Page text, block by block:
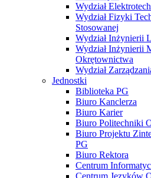
Wydział
Wydział Fizyki
Stosowanej
Wydział Inżynierii
Wydział Inżynierii
Okrętownictwa
Wydział
Jednostki
Biblioteka PG
Biuro Kanclerza
Biuro Karier
Biuro Politechniki
Biuro Projektu
PG
Biuro Rektora
Centrum
Centrum Języków